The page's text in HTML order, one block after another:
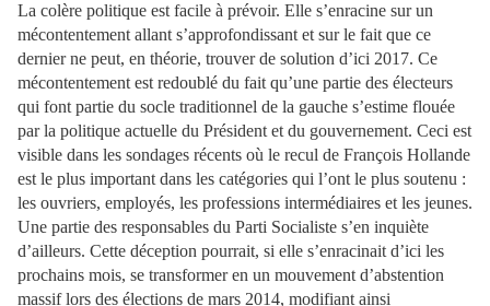
La colère politique est facile à prévoir. Elle s’enracine sur un
mécontentement allant s’approfondissant et sur le fait que ce
dernier ne peut, en théorie, trouver de solution d’ici 2017. Ce
mécontentement est redoublé du fait qu’une partie des électeurs
qui font partie du socle traditionnel de la gauche s’estime flouée
par la politique actuelle du Président et du gouvernement. Ceci est
visible dans les sondages récents où le recul de François Hollande
est le plus important dans les catégories qui l’ont le plus soutenu :
les ouvriers, employés, les professions intermédiaires et les jeunes.
Une partie des responsables du Parti Socialiste s’en inquiète
d’ailleurs. Cette déception pourrait, si elle s’enracinait d’ici les
prochains mois, se transformer en un mouvement d’abstention
massif lors des élections de mars 2014, modifiant ainsi